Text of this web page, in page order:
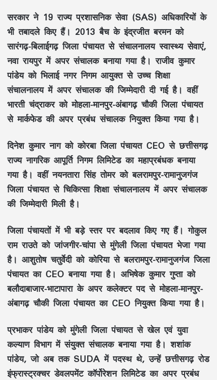
सरकार ने 19 राज्य प्रशासनिक सेवा (SAS) अधिकारियों के
भी तबादले किए हैं। 2013 बैचकेइंद्रजीत बरमनको
सारंगढ़-बिलाईगढ़ जिला पंचायतसेसंचालनालय स्वास्थ्य सेवाएं,
नवा रायपुरमेंअपर संचालकबनाया गया है।राजीव कुमार
पांडेयकोभिलाई नगर निगम आयुक्तसेउच्च शिक्षा
संचालनालयमेंअपर संचालककी जिम्मेदारी दी गई है। वहीं
भारती चंद्राकरकोमोहला-मानपुर-अंबागढ़ चौकी जिला पंचायत
सेमार्कफेडकी अपर प्रबंध संचालकनियुक्त किया गया है।
दिनेश कुमार नागकोकोरबा जिला पंचायत CEO सेछत्तीसगढ़
राज्य नागरिक आपूर्ति निगम लिमिटेडकामहाप्रबंधकबनाया
गया है। वहींनयनतारा सिंह तोमरकोबलरामपुर-रामानुजगंज
जिला पंचायतसेचिकित्सा शिक्षा संचालनालयमेंअपर संचालक
की जिम्मेदारी मिली है।
जिला पंचायतों में भी बड़े स्तर पर बदलाव किए गए हैं।गोकुल
राम राउतेकोजांजगीर-चांपासेमुंगेली जिला पंचायतभेजा गया
है। आशुतोष चतुर्वेदीकोकोरियासेबलरामपुर-रामानुजगंज जिला
पंचायतका CEO बनाया गया है। अभिषेक कुमार गुप्ताको
बलौदाबाजार-भाटापाराकेअपर कलेक्टरपद सेमोहला-मानपुर-
अंबागढ़ चौकी जिला पंचायतका CEO नियुक्त किया गया है।
प्रभाकर पांडेयकोमुंगेली जिला पंचायतसेखेल एवं युवा
कल्याण विभागमेंसंयुक्त संचालकबनाया गया है।शशांक
पांडेय, जो अब तक SUDA में पदस्थ थे, उन्हेंछत्तीसगढ़ रोड
इंफ्रास्ट्रक्चर डेवलपमेंट कॉर्पोरेशन लिमिटेडका अपर प्रबंध